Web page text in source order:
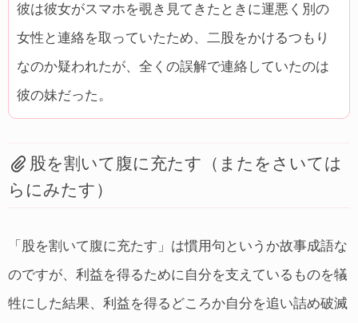
彼は彼女がスマホを覗き見てきたときに運悪く別の
女性と連絡を取っていたため、二股をかけるつもり
なのか疑われたが、全くの誤解で連絡していたのは
彼の妹だった。
股を割いて腹に充たす（またをさいては
らにみたす）
「股を割いて腹に充たす」は慣用句というか故事成語な
のですが、利益を得るために自分を支えているものを犠
牲にした結果、利益を得るどころか自分を追い詰め破滅